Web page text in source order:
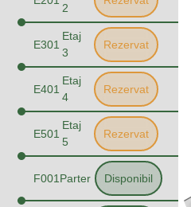
2
E301
Etaj
3
Rezervat
E401
Etaj
4
Rezervat
E501
Etaj
5
Rezervat
F001 Parter Disponibil